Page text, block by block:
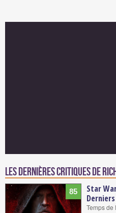
Les dernières critiques de
85
Star
Temps de